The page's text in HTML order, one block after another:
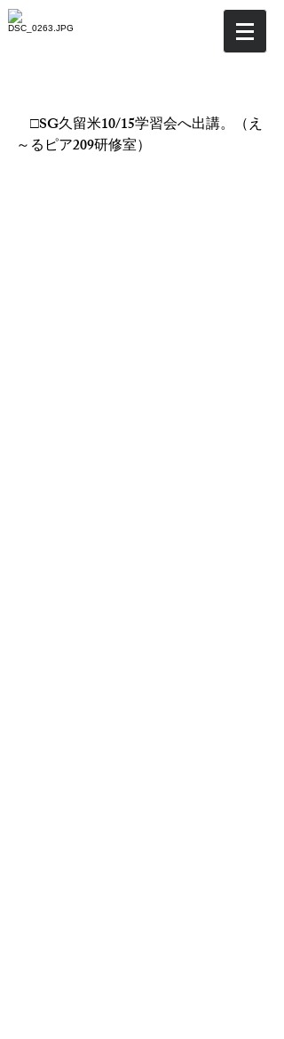
□SG久留米10/15学習会へ出講。（え
～るピア209研修室）